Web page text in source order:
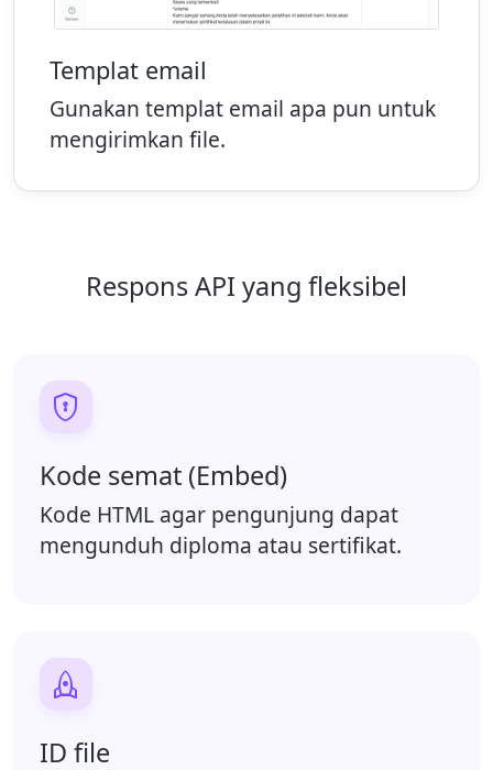
Templat email
Gunakan templat email apa pun untuk
mengirimkan file.
Respons API yang fleksibel

Kode semat (Embed)
Kode HTML agar pengunjung dapat
mengunduh diploma atau sertifikat.

ID file